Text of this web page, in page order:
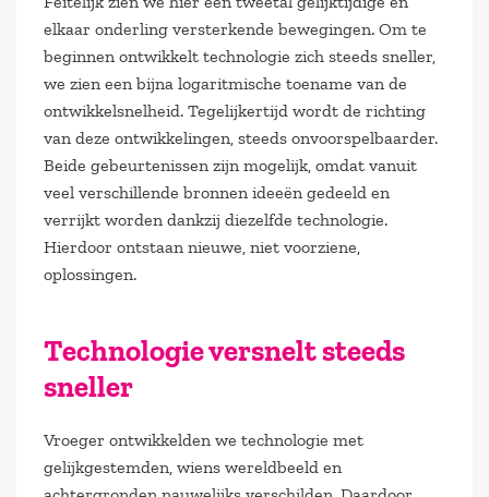
elkaar onderling versterkende bewegingen. Om te
beginnen ontwikkelt technologie zich steeds sneller,
we zien een bijna logaritmische toename van de
ontwikkelsnelheid. Tegelijkertijd wordt de richting
van deze ontwikkelingen, steeds onvoorspelbaarder.
Beide gebeurtenissen zijn mogelijk, omdat vanuit
veel verschillende bronnen ideeën gedeeld en
verrijkt worden dankzij diezelfde technologie.
Hierdoor ontstaan nieuwe, niet voorziene,
oplossingen.
Technologie versnelt steeds
sneller
Vroeger ontwikkelden we technologie met
gelijkgestemden, wiens wereldbeeld en